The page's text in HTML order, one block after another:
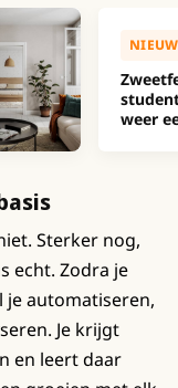
weer
Sterker nog,
echt. Zodra je
je automatiseren,
Je krijgt
en leert daar